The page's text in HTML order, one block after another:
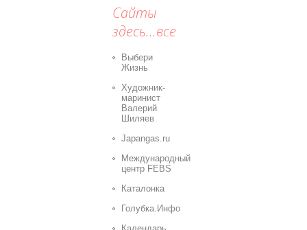
Сайты
здесь...все
Выбери
Жизнь
Художник-
маринист
Валерий
Шиляев
Japangas.ru
Международный
центр FEBS
Каталонка
Голубка.Инфо
Календарь